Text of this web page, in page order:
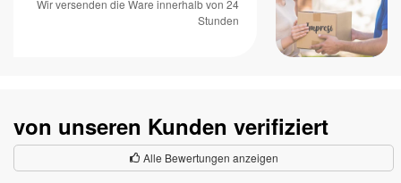
Wir versenden die Ware innerhalb von 24
Stunden
von unseren Kunden verifiziert
Alle Bewertungen anzeigen